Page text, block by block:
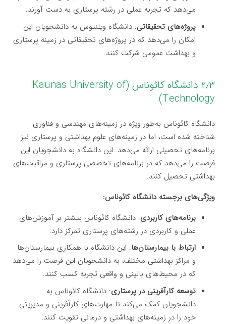
می‌دهد که تجربه عملی در رشته پرستاری به دست آورند.
پروژه‌های تحقیقاتی: دانشگاه ویلنیوس به دانشجویان این
امکان را می‌دهد که در پروژه‌های تحقیقاتی در زمینه پرستاری
و بهداشت عمومی شرکت کنند.
۲٫۳ دانشگاه کائوناس (Kaunas University of
Technology)
دانشگاه کائوناس به‌طور ویژه در زمینه‌های مهندسی و فناوری
شناخته شده است، اما در زمینه‌های علوم بهداشتی و پرستاری نیز
برنامه‌های تحصیلی ارائه می‌دهد. این دانشگاه به دانشجویان این
فرصت را می‌دهد که در برنامه‌های تخصصی پرستاری و مراقبت‌های
بهداشتی تحصیل کنند.
ویژگی‌های برجسته دانشگاه کائوناس:
برنامه‌های کاربردی: دانشگاه کائوناس بیشتر بر آموزش‌های
عملی و کاربردی در رشته‌های پرستاری تمرکز دارد.
ارتباط با بیمارستان‌ها: این دانشگاه با همکاری بیمارستان‌ها
و مراکز بهداشتی مختلف، به دانشجویان این فرصت را می‌دهد
که در محیط‌های بالینی و واقعی تجربه کسب کنند.
توسعه کارآفرینی در پرستاری: دانشگاه کائوناس به
دانشجویان کمک می‌کند تا مهارت‌های کارآفرینی و مدیریتی
خود را در زمینه‌های بهداشتی و درمانی تقویت کنند.